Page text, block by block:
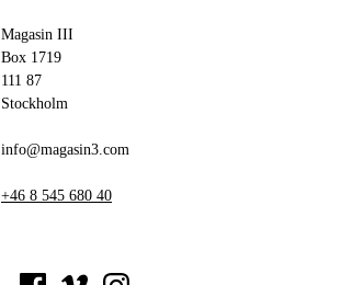
Magasin III
Box 1719
111 87
Stockholm
info@magasin3.com
+46 8 545 680 40